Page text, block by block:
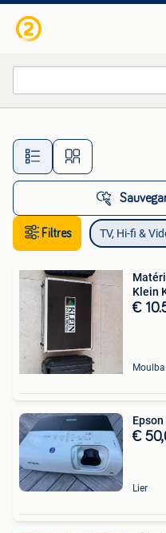
Filtres TV, Hi-fi &
Klein
€
€
Lier